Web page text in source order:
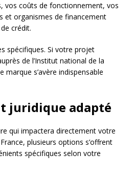
vos coûts de fonctionnement, vos
et organismes de financement
crédit.
spécifiques. Si votre projet
de l’Institut national de la
s’avère indispensable
juridique adapté
qui impactera directement votre
plusieurs options s’offrent
spécifiques selon votre